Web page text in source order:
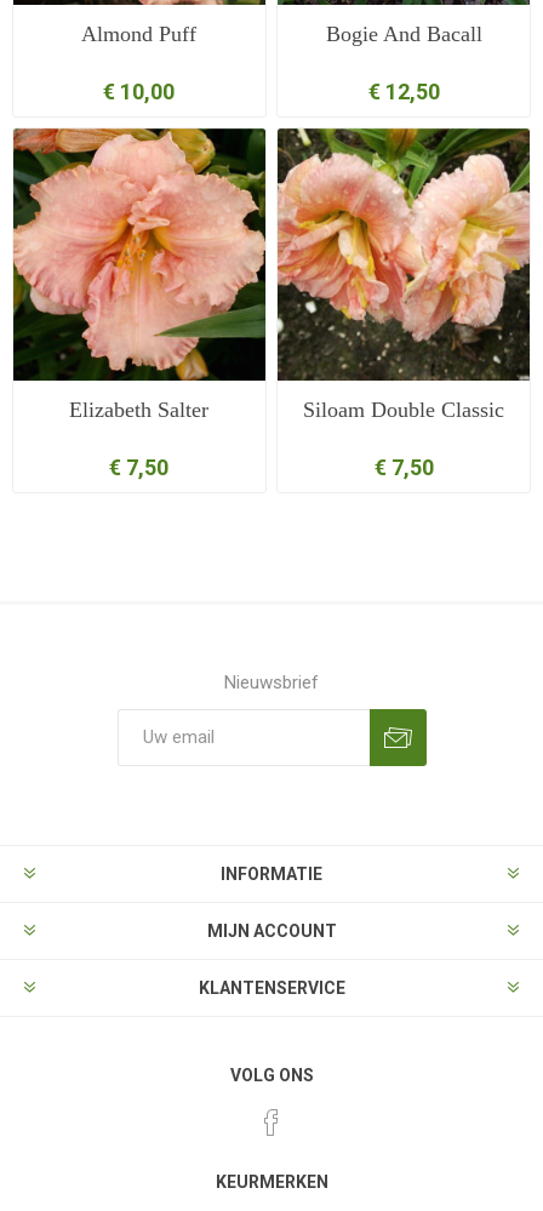
Almond Puff
€ 10,00
Bogie And Bacall
€ 12,50
Elizabeth Salter
€ 7,50
Siloam Double Classic
€ 7,50
Nieuwsbrief
INFORMATIE
MIJN ACCOUNT
KLANTENSERVICE
VOLG ONS
KEURMERKEN